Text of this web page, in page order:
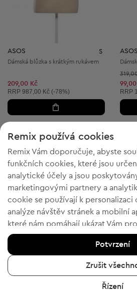
ASOS S
Dámská blůzka s krátkým rukávem
209,00 Kč
Doporučená cena:
RRP 987,00 Kč (-78%)
ASOS
RRP
XS
4 = 2
ASOS
Remix používá cookies
Remix Vám doporučuje, abyste
funkčních cookies, které jsou
analytické účely a jsou
marketingovými partnery a
cookie se používají k personalizaci
analýze návštěv stránek a mobilní
které nám pomáhají ukázat Vám
chtěli. Pokud souhlasíte, potvrďte
tlačítko „Ano, souhlasím“.
Chcete-li získat více informací,
informací“ nebo navštivte
údajů a cookies“. Nastavení
Potvrzení
Zrušit
Řízení